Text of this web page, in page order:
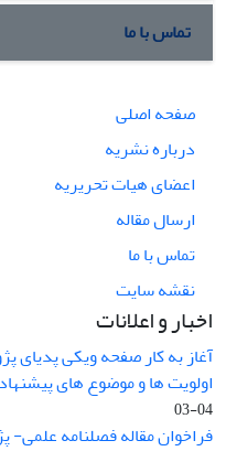
تماس با ما
صفحه اصلی
درباره نشریه
اعضای هیات تحریریه
ارسال مقاله
تماس با ما
نقشه سایت
اخبار و اعلانات
آغاز به کار صفحه ویکی پدیای
اولویت ها و موضوع های
04-03
فراخوان مقاله فصلنامه